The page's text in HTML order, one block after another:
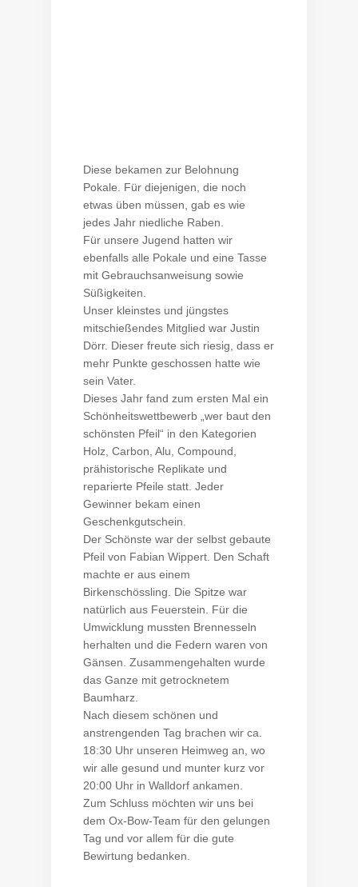
Diese bekamen zur Belohnung
Pokale. Für diejenigen, die noch
etwas üben müssen, gab es wie
jedes Jahr niedliche Raben.
Für unsere Jugend hatten wir
ebenfalls alle Pokale und eine Tasse
mit Gebrauchsanweisung sowie
Süßigkeiten.
Unser kleinstes und jüngstes
mitschießendes Mitglied war Justin
Dörr. Dieser freute sich riesig, dass er
mehr Punkte geschossen hatte wie
sein Vater.
Dieses Jahr fand zum ersten Mal ein
Schönheitswettbewerb „wer baut den
schönsten Pfeil“ in den Kategorien
Holz, Carbon, Alu, Compound,
prähistorische Replikate und
reparierte Pfeile statt. Jeder
Gewinner bekam einen
Geschenkgutschein.
Der Schönste war der selbst gebaute
Pfeil von Fabian Wippert. Den Schaft
machte er aus einem
Birkenschössling. Die Spitze war
natürlich aus Feuerstein. Für die
Umwicklung mussten Brennesseln
herhalten und die Federn waren von
Gänsen. Zusammengehalten wurde
das Ganze mit getrocknetem
Baumharz.
Nach diesem schönen und
anstrengenden Tag brachen wir ca.
18:30 Uhr unseren Heimweg an, wo
wir alle gesund und munter kurz vor
20:00 Uhr in Walldorf ankamen.
Zum Schluss möchten wir uns bei
dem Ox-Bow-Team für den gelungen
Tag und vor allem für die gute
Bewirtung bedanken.